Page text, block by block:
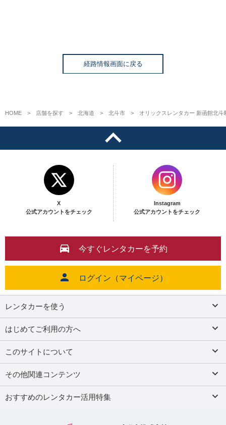
経路情報画面に戻る
HOME 店舗を探す 北海道 北斗市 オリックスレンタカー 新函館北斗
X
公式アカウントをチェック
Instagram
公式アカウントをチェック
今すぐレンタカーを予約
ログイン（マイページ）
レンタカーを使う
はじめてご利用の方へ
このサイトについて
その他関連コンテンツ
おすすめのレンタカー活用特集